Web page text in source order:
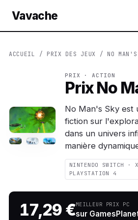
Vavache
ACCUEIL / PRIX DES JEUX / NO MAN'S
PRIX · ACTION
Prix No
No Man's Sky est
fiction sur
dans un univers
manière
NINTENDO SWITCH ·
PLAYSTATION 4
17,29 €MEILLEUR PRIX PC
sur